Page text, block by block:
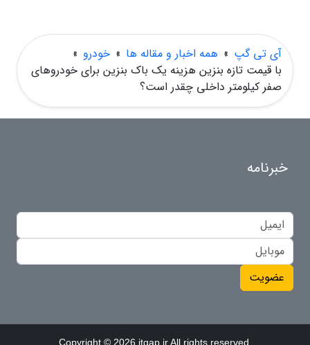
آی تی گپ » همه اخبار و مقاله ها » خودرو »
با قیمت تازه بنزین هزینه یک باک بنزین برای خودروهای
صفر کیلومتر داخلی چقدر است؟
خبرنامه
عضویت
Copyright © 2026 itgap.ir All rights reserved.